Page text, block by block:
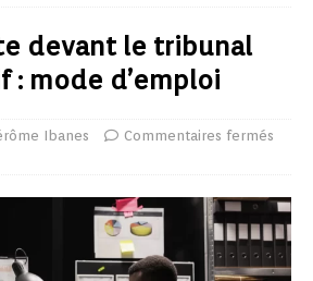
devant le tribunal
: mode d’emploi
Ibanes Commentaires fermés